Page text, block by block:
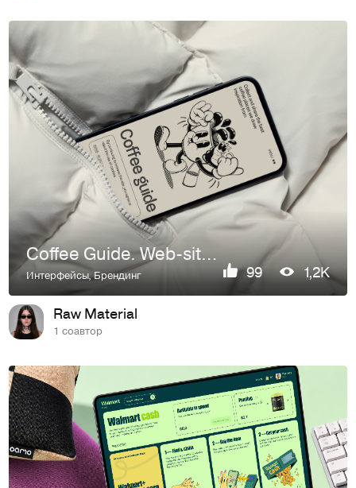
Coffee Guide. Web-site with best coffee-places.
Интерфейсы,Брендинг 99 1,2K
Raw Material
1 соавтор